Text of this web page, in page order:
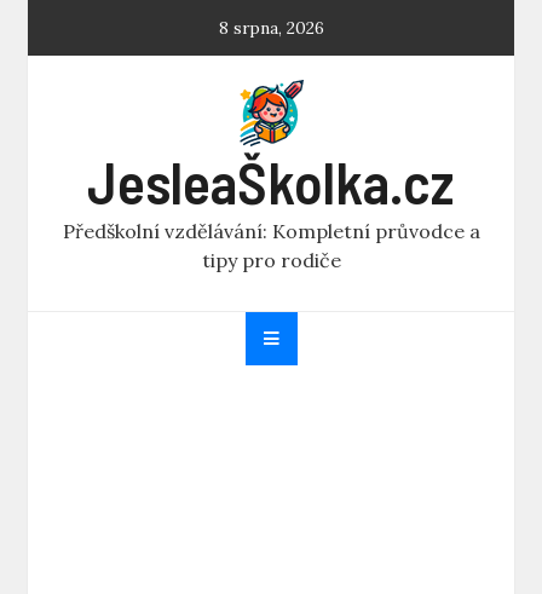
8 srpna, 2026
JesleaŠkolka.cz
Předškolní vzdělávání: Kompletní průvodce a
tipy pro rodiče